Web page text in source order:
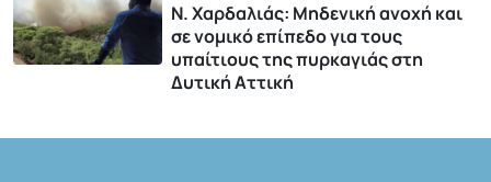
Ν. Χαρδαλιάς: Μηδενική ανοχή και
σε νομικό επίπεδο για τους
υπαίτιους της πυρκαγιάς στη
Δυτική Αττική